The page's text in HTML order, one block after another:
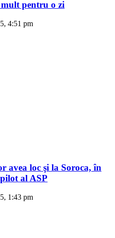
pentru o zi
4:51 pm
avea loc şi la Soroca, în
al ASP
1:43 pm